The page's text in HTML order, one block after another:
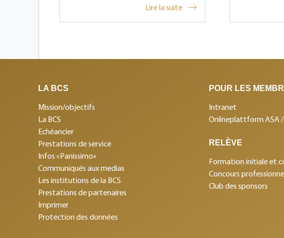
Lire la suite
LA BCS
Mission/objectifs
La BCS
Echéancier
Prestations de service
Infos «Panissimo»
Communiqués aux medias
Les institutions de la BCS
Prestations de partenaires
Imprimer
Protection des données
POUR LES
Intranet
Onlineplattform ASA
RELÈVE
Formation initiale et
Concours
Club des sponsors